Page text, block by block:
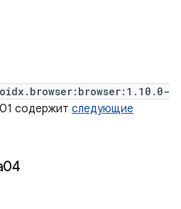
содержит следующие